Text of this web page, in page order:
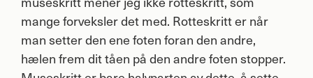
mange forveksler det med. Rotteskritt er når
man setter den ene foten foran den andre,
hælen frem dit tåen på den andre foten stopper.